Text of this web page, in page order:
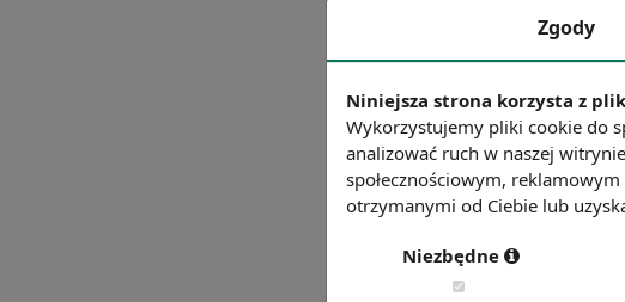
Źródło: http://www.rp.pl/
Chcesz wiedzieć więcej?
Zgody
Niniejsza strona korzysta z
Wykorzystujemy pliki cookie do
analizować ruch w naszej
społecznościowym,
otrzymanymi od Ciebie lub
Niezbędne